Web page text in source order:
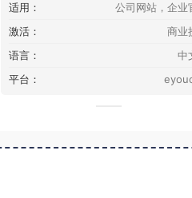
适用：
公司网站，企业
激活：
商业
语言：
中
平台：